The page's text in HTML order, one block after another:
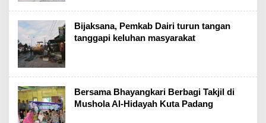
Bijaksana, Pemkab Dairi turun tangan
tanggapi keluhan masyarakat
Bersama Bhayangkari Berbagi Takjil di
Mushola Al-Hidayah Kuta Padang